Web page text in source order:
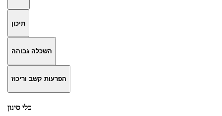
תיכון
השכלה גבוהה
הפרעות קשב וריכוז
כלי סינון